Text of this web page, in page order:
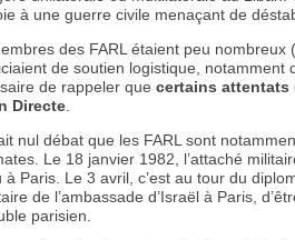
à une guerre civile menaçant de
des FARL étaient peu
de soutien logistique, notamment
de rappeler que certains attentats
Directe.
nul débat que les FARL sont
Le 18 janvier 1982, l’attaché
à Paris. Le 3 avril, c’est au tour du
de l’ambassade d’Israël à Paris,
parisien.